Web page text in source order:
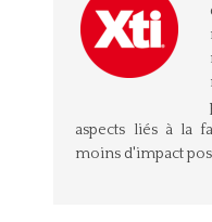
aspects liés à la
moins d'impact